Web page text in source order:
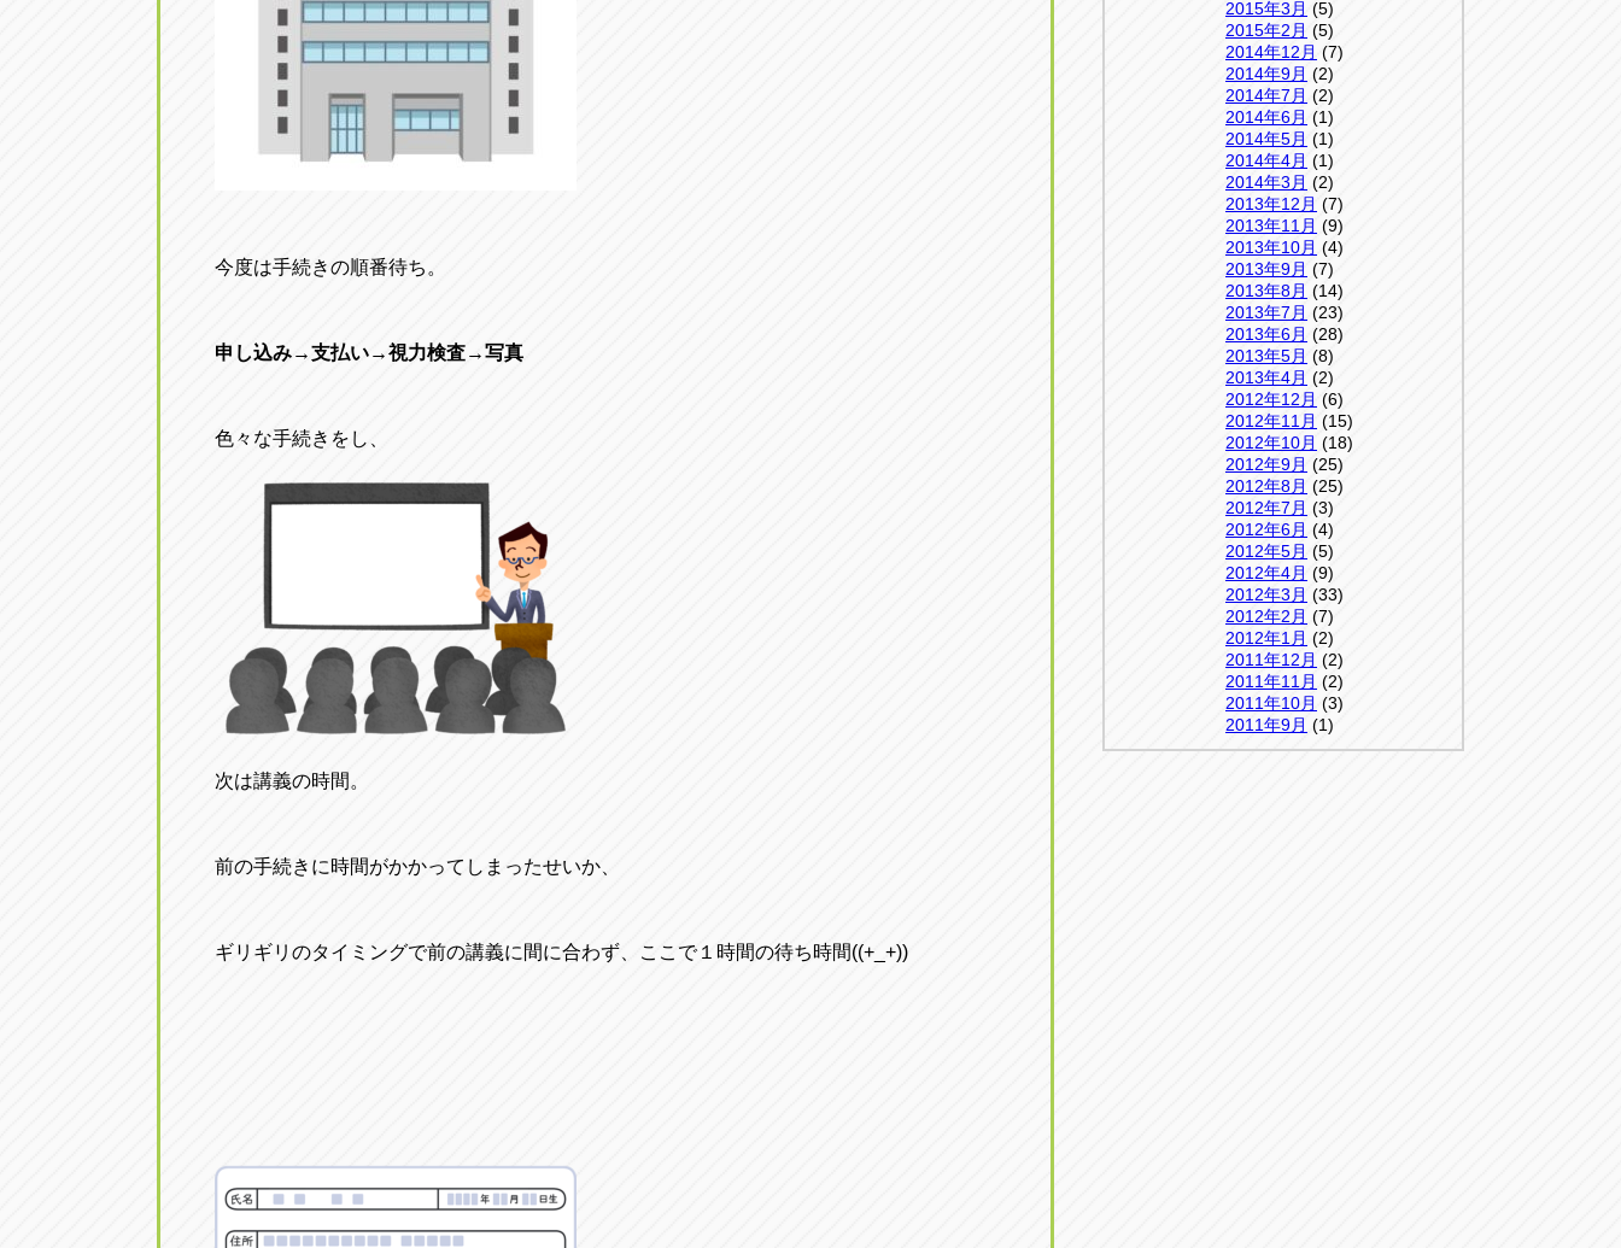
今度は手続きの順番待ち。
申し込み→支払い→視力検査→写真
色々な手続きをし、
次は講義の時間。
前の手続きに時間がかかってしまったせいか、
ギリギリのタイミングで前の講義に間に合わず、ここで１時間の待ち時間((+_+))
2015年3月 (5)
2015年2月 (5)
2014年12月 (7)
2014年9月 (2)
2014年7月 (2)
2014年6月 (1)
2014年5月 (1)
2014年4月 (1)
2014年3月 (2)
2013年12月 (7)
2013年11月 (9)
2013年10月 (4)
2013年9月 (7)
2013年8月 (14)
2013年7月 (23)
2013年6月 (28)
2013年5月 (8)
2013年4月 (2)
2012年12月 (6)
2012年11月 (15)
2012年10月 (18)
2012年9月 (25)
2012年8月 (25)
2012年7月 (3)
2012年6月 (4)
2012年5月 (5)
2012年4月 (9)
2012年3月 (33)
2012年2月 (7)
2012年1月 (2)
2011年12月 (2)
2011年11月 (2)
2011年10月 (3)
2011年9月 (1)